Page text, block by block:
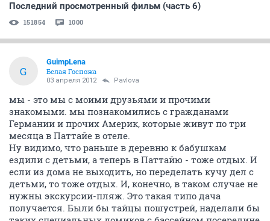
Последний просмотренный фильм (часть 6)
151854 1000
G
GuimpLena
Белая Госпожа
03 апреля 2012 Pavlova
мы - это мы с моими друзьями и прочими
знакомыми. мы познакомились с гражданами
Германии и прочих Америк, которые живут по три
месяца в Паттайе в отеле.
Ну видимо, что раньше в деревню к бабушкам
ездили с детьми, а теперь в Паттайю - тоже отдых. И
если из дома не выходить, но переделать кучу дел с
детьми, то тоже отдых. И, конечно, в таком случае не
нужны экскурсии-пляж. Это такая типо дача
получается. Были бы тайцы пошустрей, наделали бы